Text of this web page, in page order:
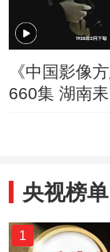
《中国影像
660集 湖南
央视榜单
1